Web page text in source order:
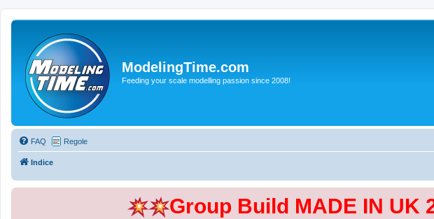
ModelingTime.com
Feeding your scale modelling passion since 2008!
FAQ Regole
Indice
Group Build MADE IN UK